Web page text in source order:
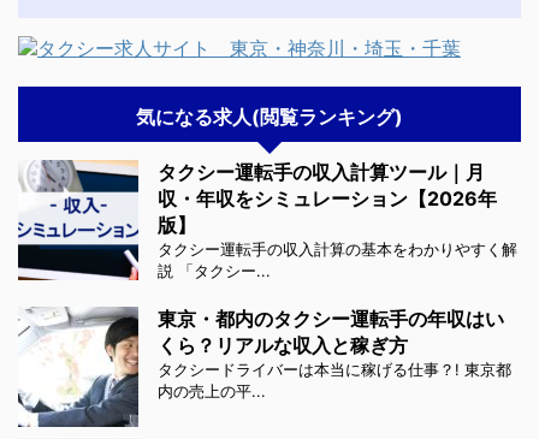
気になる求人(閲覧ランキング)
タクシー運転手の収入計算ツール｜月
収・年収をシミュレーション【2026年
版】
タクシー運転手の収入計算の基本をわかりやすく解
説 「タクシー...
東京・都内のタクシー運転手の年収はい
くら？リアルな収入と稼ぎ方
タクシードライバーは本当に稼げる仕事？! 東京都
内の売上の平...